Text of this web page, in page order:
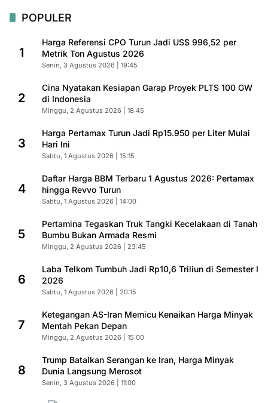
POPULER
1
Harga Referensi CPO Turun Jadi US$ 996,52 per
Metrik Ton Agustus 2026
Senin, 3 Agustus 2026 | 19:45
2
Cina Nyatakan Kesiapan Garap Proyek PLTS 100 GW
di Indonesia
Minggu, 2 Agustus 2026 | 18:45
3
Harga Pertamax Turun Jadi Rp15.950 per Liter Mulai
Hari Ini
Sabtu, 1 Agustus 2026 | 15:15
4
Daftar Harga BBM Terbaru 1 Agustus 2026: Pertamax
hingga Revvo Turun
Sabtu, 1 Agustus 2026 | 14:00
5
Pertamina Tegaskan Truk Tangki Kecelakaan di Tanah
Bumbu Bukan Armada Resmi
Minggu, 2 Agustus 2026 | 23:45
6
Laba Telkom Tumbuh Jadi Rp10,6 Triliun di Semester I
2026
Sabtu, 1 Agustus 2026 | 20:15
7
Ketegangan AS-Iran Memicu Kenaikan Harga Minyak
Mentah Pekan Depan
Minggu, 2 Agustus 2026 | 15:00
8
Trump Batalkan Serangan ke Iran, Harga Minyak
Dunia Langsung Merosot
Senin, 3 Agustus 2026 | 11:00